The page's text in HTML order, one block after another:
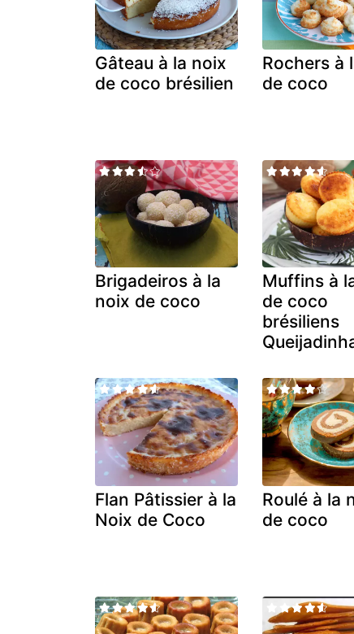
Gâteau à la noix
de coco brésilien
Rochers à
de coco
Brigadeiros à la
noix de coco
Muffins à
de coco
brésiliens
Flan Pâtissier à la
Noix de Coco
Roulé à la
de coco